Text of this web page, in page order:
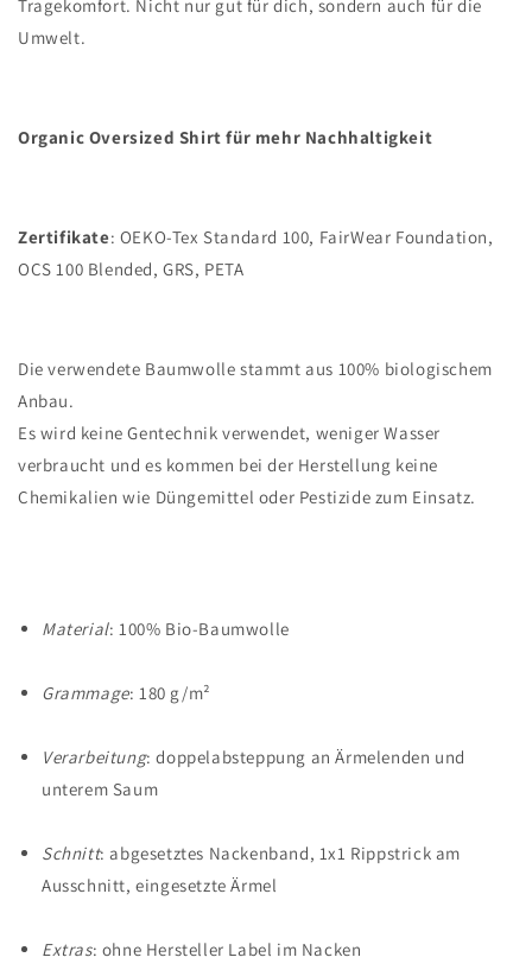
Tragekomfort. Nicht nur gut für dich, sondern auch für die
Umwelt.
Organic Oversized Shirt für mehr Nachhaltigkeit
Zertifikate: OEKO-Tex Standard 100, FairWear Foundation,
OCS 100 Blended, GRS, PETA
Die verwendete Baumwolle stammt aus 100% biologischem
Anbau.
Es wird keine Gentechnik verwendet, weniger Wasser
verbraucht und es kommen bei der Herstellung keine
Chemikalien wie Düngemittel oder Pestizide zum Einsatz.
Material: 100% Bio-Baumwolle
Grammage: 180 g/m²
Verarbeitung: doppelabsteppung an Ärmelenden und
unterem Saum
Schnitt: abgesetztes Nackenband, 1x1 Rippstrick am
Ausschnitt, eingesetzte Ärmel
Extras: ohne Hersteller Label im Nacken